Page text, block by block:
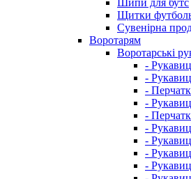
Шипи для бутс
Щитки
Сувенірна
Воротарям
Воротарські
-
-
-
-
-
-
-
-
-